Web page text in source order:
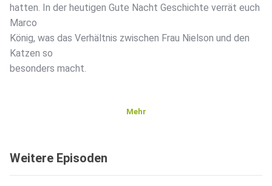
hatten. In der heutigen Gute Nacht Geschichte verrät euch
Marco
König, was das Verhältnis zwischen Frau Nielson und den
Katzen so
besonders macht.
Mehr
Weitere Episoden